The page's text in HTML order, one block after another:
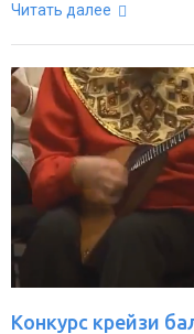
Читать далее
Конкурс крейзи